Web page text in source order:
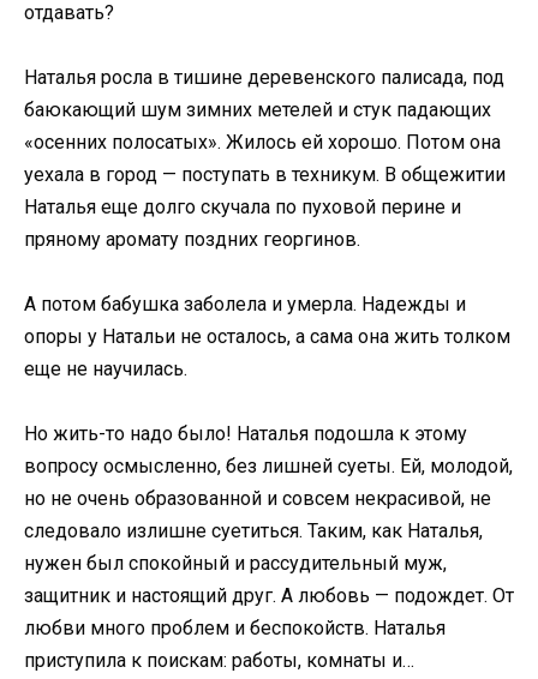
отдавать?
Наталья росла в тишине деревенского палисада, под
баюкающий шум зимних метелей и стук падающих
«осенних полосатых». Жилось ей хорошо. Потом она
уехала в город — поступать в техникум. В общежитии
Наталья еще долго скучала по пуховой перине и
пряному аромату поздних георгинов.
А потом бабушка заболела и умерла. Надежды и
опоры у Натальи не осталось, а сама она жить толком
еще не научилась.
Но жить-то надо было! Наталья подошла к этому
вопросу осмысленно, без лишней суеты. Ей, молодой,
но не очень образованной и совсем некрасивой, не
следовало излишне суетиться. Таким, как Наталья,
нужен был спокойный и рассудительный муж,
защитник и настоящий друг. А любовь — подождет. От
любви много проблем и беспокойств. Наталья
приступила к поискам: работы, комнаты и…